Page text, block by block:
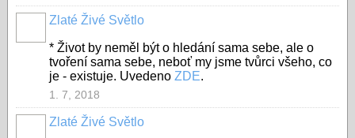
Zlaté Živé Světlo
* Život by neměl být o hledání sama sebe, ale o
tvoření sama sebe, neboť my jsme tvůrci všeho, co
je - existuje. Uvedeno ZDE.
1. 7, 2018
Zlaté Živé Světlo